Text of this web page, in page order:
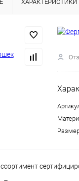
ХАРАКТЕРИСТИКИ